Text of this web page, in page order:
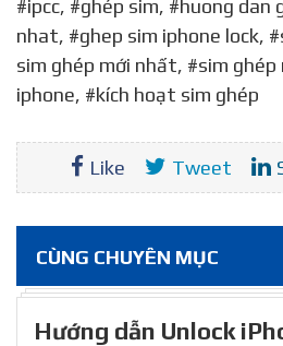
#ipcc, #ghép sim, #huong dan
nhat, #ghep sim iphone lock,
sim ghép mới nhất, #sim
iphone, #kích hoạt sim ghép
Like Tweet
CÙNG CHUYÊN MỤC
Hướng dẫn Unlock